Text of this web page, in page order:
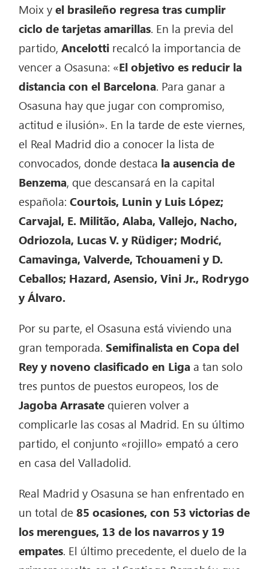
Moix yel brasileño regresa tras cumplir
ciclo de tarjetas amarillas. En la previa del
partido,Ancelotti recalcó la importancia de
vencer a Osasuna: «El objetivo es reducir la
distancia con el Barcelona. Para ganar a
Osasuna hay que jugar con compromiso,
actitud e ilusión». En la tarde de este viernes,
el Real Madrid dio a conocer la lista de
convocados, donde destaca la ausencia de
Benzema, que descansará en la capital
española:Courtois, Lunin y Luis López;
Carvajal, E. Militão, Alaba, Vallejo, Nacho,
Odriozola, Lucas V. y Rüdiger; Modrić,
Camavinga, Valverde, Tchouameni y D.
Ceballos; Hazard, Asensio, Vini Jr., Rodrygo
y Álvaro.
Por su parte, el Osasuna está viviendo una
gran temporada. Semifinalista en Copa del
Rey y noveno clasificado en Ligaa tan solo
tres puntos de puestos europeos, los de
Jagoba Arrasate quieren volver a
complicarle las cosas al Madrid. En su último
partido, el conjunto «rojillo» empató a cero
en casa del Valladolid.
Real Madrid y Osasuna se han enfrentado en
un total de85 ocasiones, con 53 victorias de
los merengues, 13 de los navarros y 19
empates. El último precedente, el duelo de la